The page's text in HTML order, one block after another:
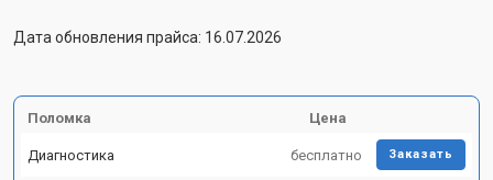
Дата обновления прайса: 16.07.2026
Поломка Цена
Диагностика бесплатно Заказать